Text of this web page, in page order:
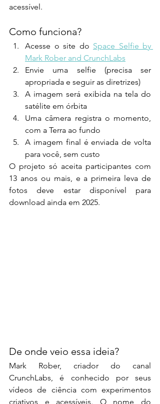
acessível.
Como funciona?
Acesse o site do Space Selfie by
Mark Rober and CrunchLabs
Envie uma selfie (precisa ser
apropriada e seguir as diretrizes)
A imagem será exibida na tela do
satélite em órbita
Uma câmera registra o momento,
com a Terra ao fundo
A imagem final é enviada de volta
para você, sem custo
O projeto só aceita participantes com
13 anos ou mais, e a primeira leva de
fotos deve estar disponível para
download ainda em 2025.
De onde veio essa ideia?
Mark Rober, criador do canal
CrunchLabs, é conhecido por seus
vídeos de ciência com experimentos
criativos e acessíveis. O nome do